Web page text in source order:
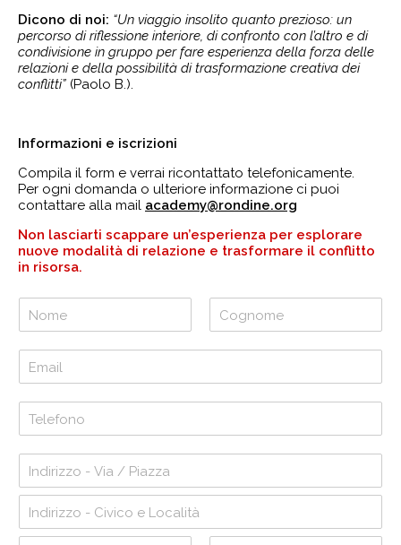
Dicono di noi: “Un viaggio insolito quanto prezioso: un
percorso di riflessione interiore, di confronto con l’altro e di
condivisione in gruppo per fare esperienza della forza delle
relazioni e della possibilità di trasformazione creativa dei
conflitti” (Paolo B.).
Informazioni e iscrizioni
Compila il form e verrai ricontattato telefonicamente.
Per ogni domanda o ulteriore informazione ci puoi
contattare alla mail academy@rondine.org
Non lasciarti scappare un’esperienza per esplorare
nuove modalità di relazione e trasformare il conflitto
in risorsa.
e
o
e
o
n
m
i
*
e
o
*
d
r
i
I
iI